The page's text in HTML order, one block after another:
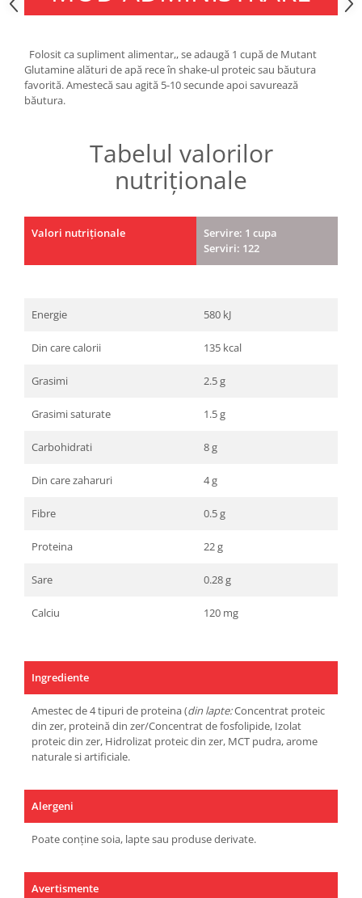
Folosit ca supliment alimentar,, se adaugă 1 cupă de Mutant
Glutamine alături de apă rece în shake-ul proteic sau băutura
favorită. Amestecă sau agită 5-10 secunde apoi savurează
băutura.
Tabelul valorilor
nutriționale
Valori nutriționale
Servire: 1 cupa
Serviri: 122
Energie 580 kJ
Din care calorii 135 kcal
Grasimi 2.5 g
Grasimi saturate 1.5 g
Carbohidrati 8 g
Din care zaharuri 4 g
Fibre 0.5 g
Proteina 22 g
Sare 0.28 g
Calciu 120 mg
Ingrediente
Amestec de 4 tipuri de proteina (din lapte:Concentrat proteic
din zer, proteină din zer/Concentrat de fosfolipide, Izolat
proteic din zer, Hidrolizat proteic din zer, MCT pudra, arome
naturale si artificiale.
Alergeni
Poate conține soia, lapte sau produse derivate.
Avertismente